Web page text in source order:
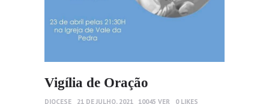
Vigília de Oração
DIOCESE 21 DE JULHO, 2021 10045 VER 0 LIKES